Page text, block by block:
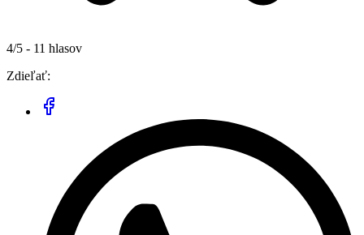
4/5 - 11 hlasov
Zdieľať: